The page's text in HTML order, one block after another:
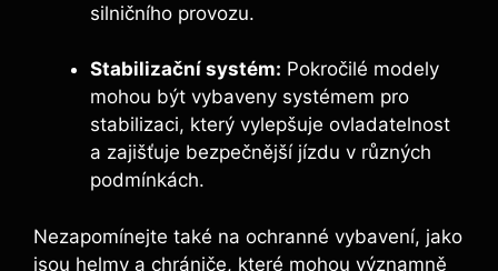
silničního provozu.
Stabilizační systém: Pokročilé modely
mohou být vybaveny systémem pro
stabilizaci, který vylepšuje ovladatelnost
a zajišťuje bezpečnější jízdu v různých
podmínkách.
Nezapomínejte také na ochranné vybavení, jako
jsou helmy a chrániče, které mohou významně